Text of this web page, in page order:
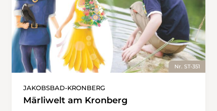
Nr. ST-351
JAKOBSBAD-KRONBERG
Märliwelt am Kronberg